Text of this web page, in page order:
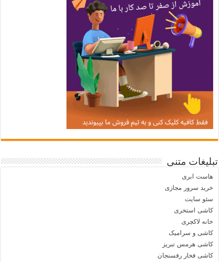
تبلیغات متنی
هاست ابری
خرید سرور مجازی
سئو سایت
کاشی استخری
خانه لاکچری
کاشی و سرامیک
کاشی هرمس تبریز
کاشی فخار رفسنجان